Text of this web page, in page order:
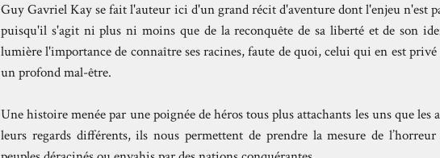
Guy Gavriel Kay se fait l'auteur ici d'un grand récit d'aventure dont l'enjeu n'est
puisqu'il s'agit ni plus ni moins que de la reconquête de sa liberté et de son
lumière l'importance de connaître ses racines, faute de quoi, celui qui en est privé
un profond mal-être.
Une histoire menée par une poignée de héros tous plus attachants les uns que les
leurs regards différents, ils nous permettent de prendre la mesure de